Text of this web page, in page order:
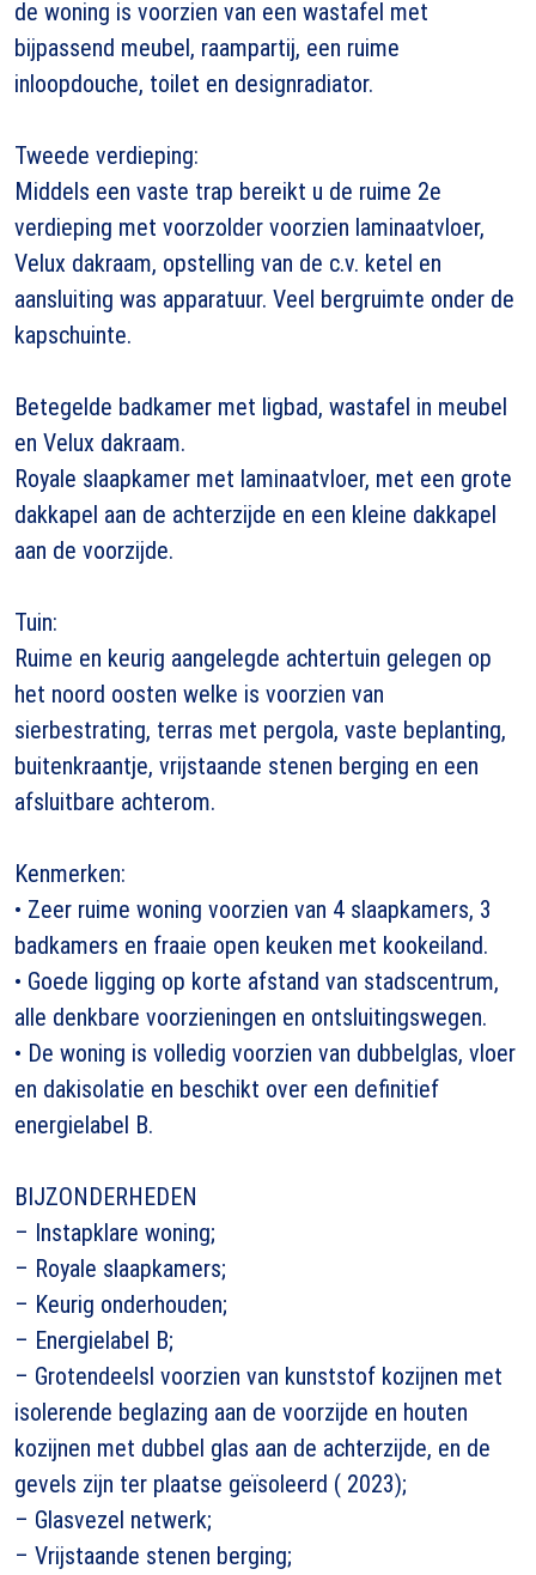
de woning is voorzien van een wastafel met
bijpassend meubel, raampartij, een ruime
inloopdouche, toilet en designradiator.
Tweede verdieping:
Middels een vaste trap bereikt u de ruime 2e
verdieping met voorzolder voorzien laminaatvloer,
Velux dakraam, opstelling van de c.v. ketel en
aansluiting was apparatuur. Veel bergruimte onder de
kapschuinte.
Betegelde badkamer met ligbad, wastafel in meubel
en Velux dakraam.
Royale slaapkamer met laminaatvloer, met een grote
dakkapel aan de achterzijde en een kleine dakkapel
aan de voorzijde.
Tuin:
Ruime en keurig aangelegde achtertuin gelegen op
het noord oosten welke is voorzien van
sierbestrating, terras met pergola, vaste beplanting,
buitenkraantje, vrijstaande stenen berging en een
afsluitbare achterom.
Kenmerken:
• Zeer ruime woning voorzien van 4 slaapkamers, 3
badkamers en fraaie open keuken met kookeiland.
• Goede ligging op korte afstand van stadscentrum,
alle denkbare voorzieningen en ontsluitingswegen.
• De woning is volledig voorzien van dubbelglas, vloer
en dakisolatie en beschikt over een definitief
energielabel B.
BIJZONDERHEDEN
– Instapklare woning;
– Royale slaapkamers;
– Keurig onderhouden;
– Energielabel B;
– Grotendeelsl voorzien van kunststof kozijnen met
isolerende beglazing aan de voorzijde en houten
kozijnen met dubbel glas aan de achterzijde, en de
gevels zijn ter plaatse geïsoleerd ( 2023);
– Glasvezel netwerk;
– Vrijstaande stenen berging;